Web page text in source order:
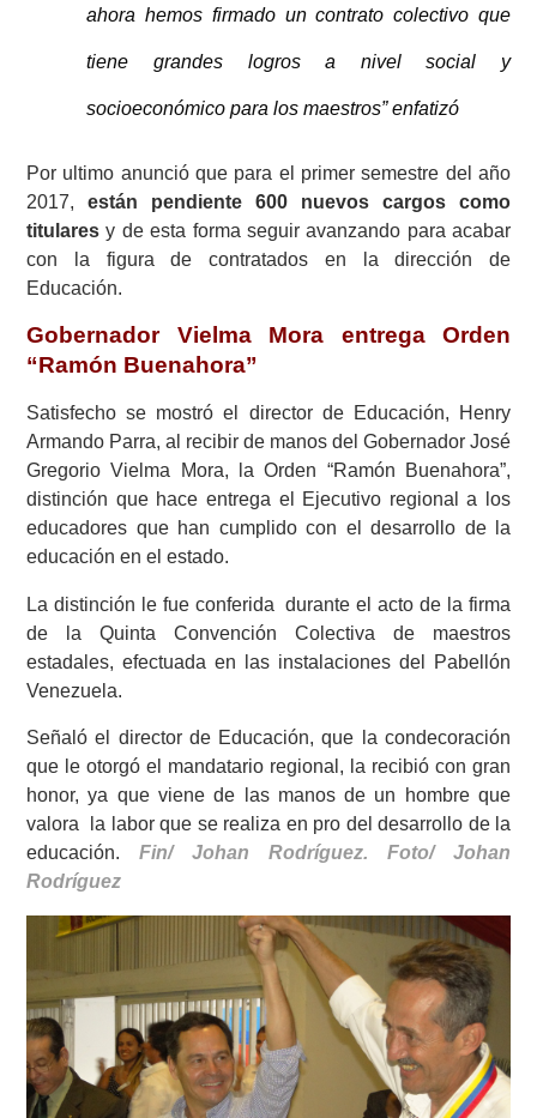
ahora hemos firmado un contrato colectivo que
tiene grandes logros a nivel social y
socioeconómico para los maestros” enfatizó
Por ultimo anunció que para el primer semestre del año
2017, están pendiente 600 nuevos cargos como
titulares y de esta forma seguir avanzando para acabar
con la figura de contratados en la dirección de
Educación.
Gobernador Vielma Mora entrega Orden
“Ramón Buenahora”
Satisfecho se mostró el director de Educación, Henry
Armando Parra, al recibir de manos del Gobernador José
Gregorio Vielma Mora, la Orden “Ramón Buenahora”,
distinción que hace entrega el Ejecutivo regional a los
educadores que han cumplido con el desarrollo de la
educación en el estado.
La distinción le fue conferida durante el acto de la firma
de la Quinta Convención Colectiva de maestros
estadales, efectuada en las instalaciones del Pabellón
Venezuela.
Señaló el director de Educación, que la condecoración
que le otorgó el mandatario regional, la recibió con gran
honor, ya que viene de las manos de un hombre que
valora la labor que se realiza en pro del desarrollo de la
educación. Fin/ Johan Rodríguez. Foto/ Johan
Rodríguez